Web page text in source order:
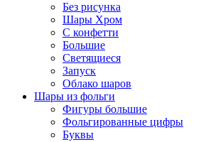
Без рисунка
Шары Хром
C конфетти
Большие
Светящиеся
Запуск
Облако шаров
Шары из фольги
Фигуры большие
Фольгированные цифры
Буквы